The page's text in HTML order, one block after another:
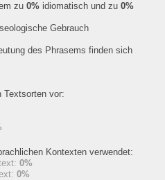
zu 0% idiomatisch und zu 0%
Gebrauch
des Phrasems finden sich
Textsorten vor:
Kontexten verwendet:
0%
0%